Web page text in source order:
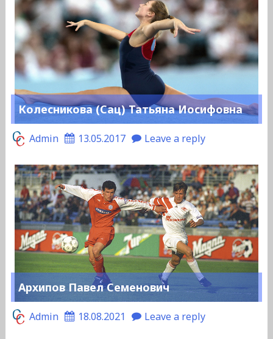
Колесникова (Сац) Татьяна Иосифовна
Admin 13.05.2017 Leave a reply
Архипов Павел Семенович
Admin 18.08.2021 Leave a reply